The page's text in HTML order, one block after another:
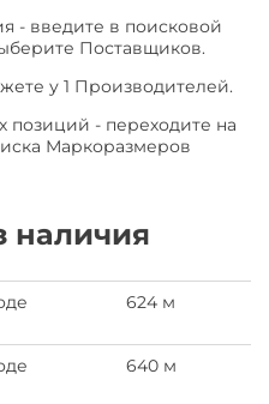
- введите в поисковой
Поставщиков.
у 1 Производителей.
позиций - переходите на
Маркоразмеров
наличия
624 м
640 м